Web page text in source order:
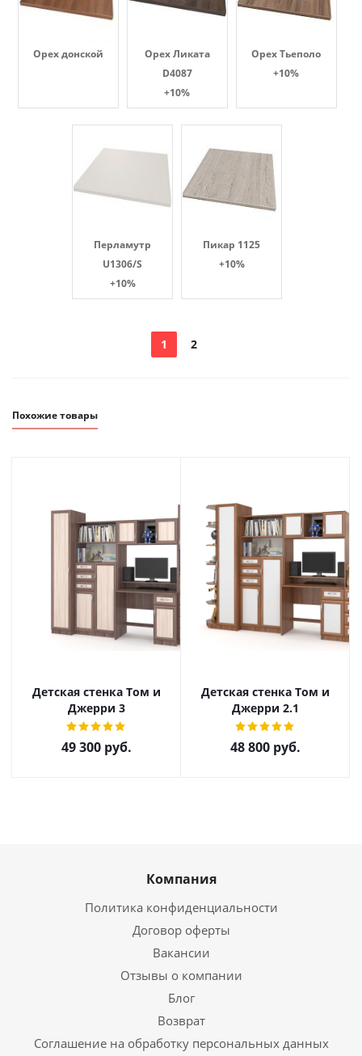
Орех донской
Орех Ликата
D4087
+10%
Орех Тьеполо
+10%
Перламутр
U1306/S
+10%
Пикар 1125
+10%
1 2
Похожие товары
Детская стенка Том и
Джерри 3
49 300 руб.
Детская стенка Том и
Джерри 2.1
48 800 руб.
Компания
Политика конфиденциальности
Договор оферты
Вакансии
Отзывы о компании
Блог
Возврат
Соглашение на обработку персональных данных